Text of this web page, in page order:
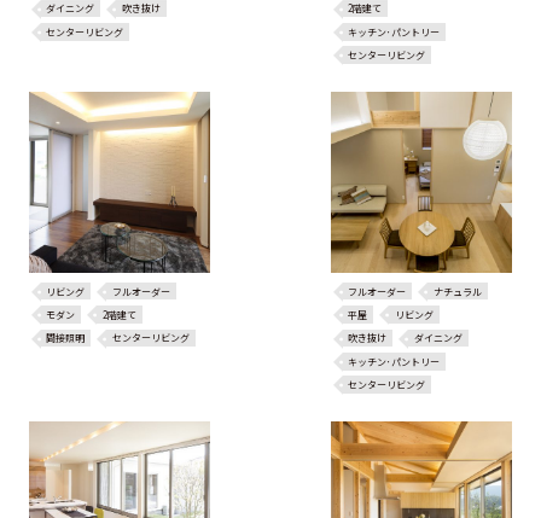
ダイニング
吹き抜け
センターリビング
2階建て
キッチン･パントリー
センターリビング
リビング
フルオーダー
モダン
2階建て
間接照明
センターリビング
フルオーダー
ナチュラル
平屋
リビング
吹き抜け
ダイニング
キッチン･パントリー
センターリビング